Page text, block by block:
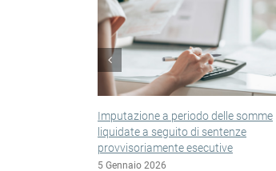
Esdebitazione, niente tasse anche sui
vecchi stralci
22 Dicembre 2025